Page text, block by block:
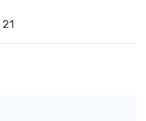
21